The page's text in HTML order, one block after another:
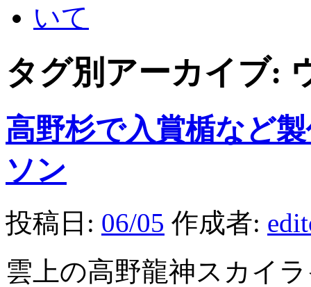
タグ別アーカイブ:
高野杉で入賞楯など
ソン
投稿日: 06/05 作成者:
雲上の高野龍神スカイ